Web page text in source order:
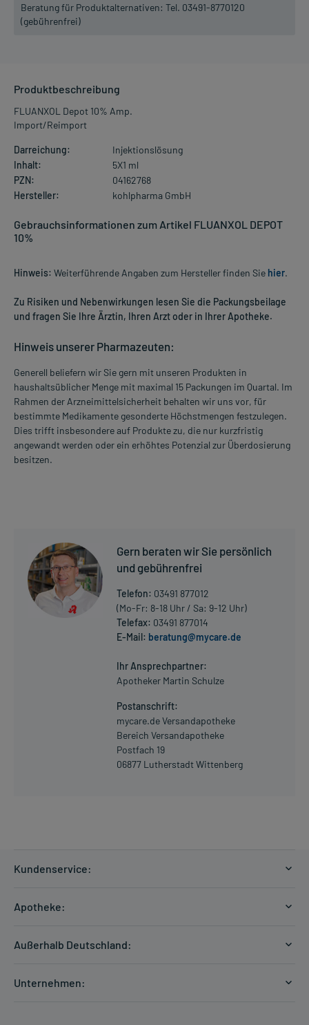
Beratung für Produktalternativen: Tel. 03491-8770120
(gebührenfrei)
Produktbeschreibung
FLUANXOL Depot 10% Amp.
Import/Reimport
Darreichung:
Injektionslösung
Inhalt:
5X1 ml
PZN:
04162768
Hersteller:
kohlpharma GmbH
Gebrauchsinformationen zum Artikel FLUANXOL DEPOT
10%
Hinweis: Weiterführende Angaben zum Hersteller finden Sie hier.
Zu Risiken und Nebenwirkungen lesen Sie die Packungsbeilage
und fragen Sie Ihre Ärztin, Ihren Arzt oder in Ihrer Apotheke.
Hinweis unserer Pharmazeuten:
Generell beliefern wir Sie gern mit unseren Produkten in
haushaltsüblicher Menge mit maximal 15 Packungen im Quartal. Im
Rahmen der Arzneimittelsicherheit behalten wir uns vor, für
bestimmte Medikamente gesonderte Höchstmengen festzulegen.
Dies trifft insbesondere auf Produkte zu, die nur kurzfristig
angewandt werden oder ein erhöhtes Potenzial zur Überdosierung
besitzen.
Gern beraten wir Sie persönlich
und gebührenfrei
Telefon: 03491 877012
(Mo-Fr: 8-18 Uhr / Sa: 9-12 Uhr)
Telefax: 03491 877014
E-Mail: beratung@mycare.de
Ihr Ansprechpartner:
Apotheker Martin Schulze
Postanschrift:
mycare.de Versandapotheke
Bereich Versandapotheke
Postfach 19
06877 Lutherstadt Wittenberg
Kundenservice:
Zahlungsarten
Hilfe
Apotheke:
Außerhalb Deutschland:
Unternehmen: